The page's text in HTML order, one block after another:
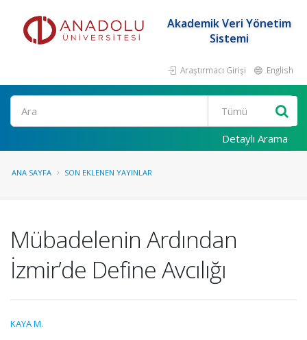
Akademik Veri Yönetim
Sistemi
Araştırmacı Girişi English
Ara
Detaylı Arama
ANA SAYFA SON EKLENEN YAYINLAR
Mübadelenin Ardından
İzmir’de Define Avcılığı
KAYA M.